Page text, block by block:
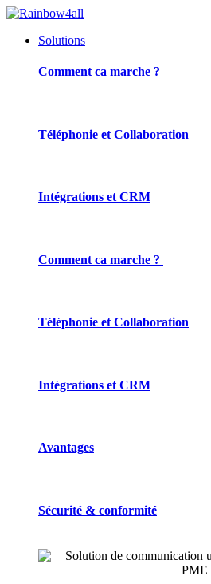
Solutions
Comment ca marche ?
Téléphonie et Collaboration
Intégrations et CRM
Comment ca marche ?
Téléphonie et Collaboration
Intégrations et CRM
Avantages
Sécurité & conformité